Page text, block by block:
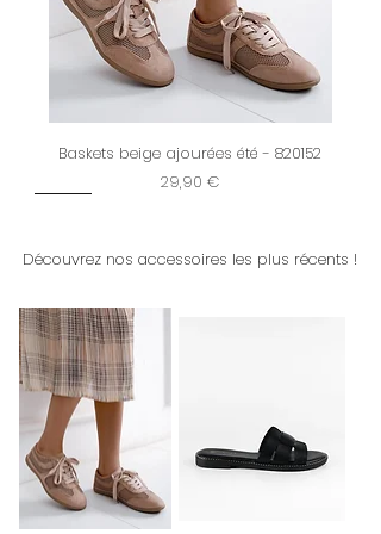
Baskets beige ajourées été - 820152
Prix
29,90 €
Découvrez nos accessoires les plus récents !